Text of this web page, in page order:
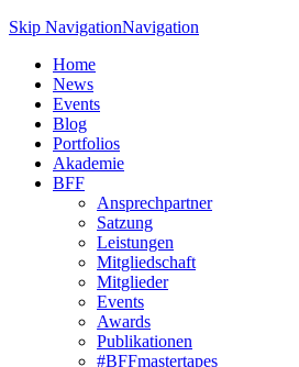
Skip NavigationNavigation
Home
News
Events
Blog
Portfolios
Akademie
BFF
Ansprechpartner
Satzung
Leistungen
Mitgliedschaft
Mitglieder
Events
Awards
Publikationen
#BFFmastertapes